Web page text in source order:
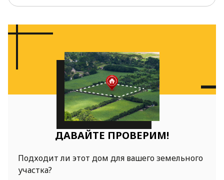
ДАВАЙТЕ ПРОВЕРИМ!
Подходит ли этот дом для вашего земельного
участка?